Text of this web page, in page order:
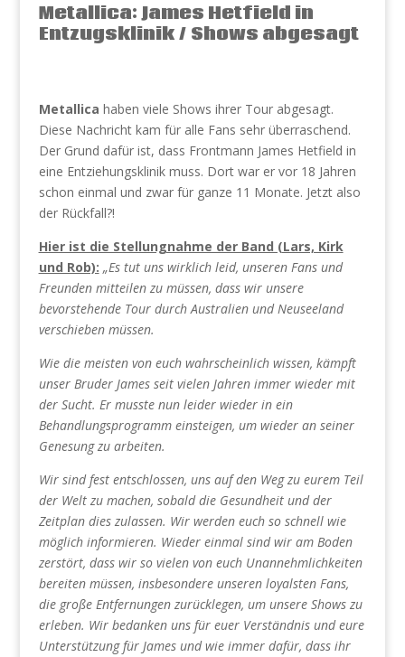
Metallica: James Hetfield in
Entzugsklinik / Shows abgesagt
Metallica haben viele Shows ihrer Tour abgesagt.
Diese Nachricht kam für alle Fans sehr überraschend.
Der Grund dafür ist, dass Frontmann James Hetfield in
eine Entziehungsklinik muss. Dort war er vor 18 Jahren
schon einmal und zwar für ganze 11 Monate. Jetzt also
der Rückfall?!
Hier ist die Stellungnahme der Band (Lars, Kirk
und Rob): „Es tut uns wirklich leid, unseren Fans und
Freunden mitteilen zu müssen, dass wir unsere
bevorstehende Tour durch Australien und Neuseeland
verschieben müssen.
Wie die meisten von euch wahrscheinlich wissen, kämpft
unser Bruder James seit vielen Jahren immer wieder mit
der Sucht. Er musste nun leider wieder in ein
Behandlungsprogramm einsteigen, um wieder an seiner
Genesung zu arbeiten.
Wir sind fest entschlossen, uns auf den Weg zu eurem Teil
der Welt zu machen, sobald die Gesundheit und der
Zeitplan dies zulassen. Wir werden euch so schnell wie
möglich informieren. Wieder einmal sind wir am Boden
zerstört, dass wir so vielen von euch Unannehmlichkeiten
bereiten müssen, insbesondere unseren loyalsten Fans,
die große Entfernungen zurücklegen, um unsere Shows zu
erleben. Wir bedanken uns für euer Verständnis und eure
Unterstützung für James und wie immer dafür, dass ihr